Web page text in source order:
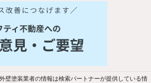
2階以上
件メール通知
情報をいち早く
壁塗装業者の情報は検索パートナーが提供している情